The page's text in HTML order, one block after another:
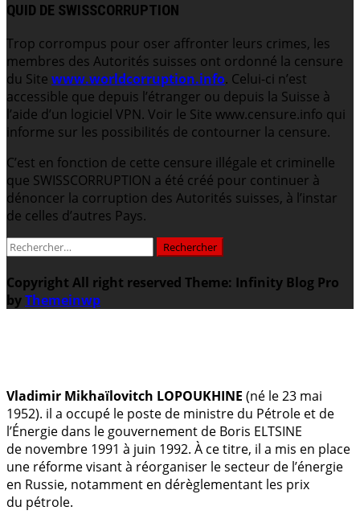
QUID DE SWISSCORRUPTION
Trop corrompus pour oser affronter leurs crimes, les
membres des Autorités suisses ont ordonné la censure
du Site www.worldcorruption.info. Celui-ci n’est
accessible que depuis l’étranger ou depuis la Suisse à
l’aide d’un logiciel VPN. Voir le Site www.censure.info qui
informe sur les possibilités de contourner la censure.
C’est en fonction de cette censure illégale et criminelle
que SWISSCORRUPTION a été créé pour continuer à
dénoncer la corruption des Autorités suisses, à l’instar
de celles d’autres Pays.
Rechercher :
Copyright All right reserved Theme: Infinity Blog Pro
byThemeinwp
Vladimir Mikhaïlovitch LOPOUKHINE (né le 23 mai
1952). il a occupé le poste de ministre du Pétrole et de
l’Énergie dans le gouvernement de Boris ELTSINE
de novembre 1991 à juin 1992. À ce titre, il a mis en place
une réforme visant à réorganiser le secteur de l’énergie
en Russie, notamment en dérèglementant les prix
du pétrole.